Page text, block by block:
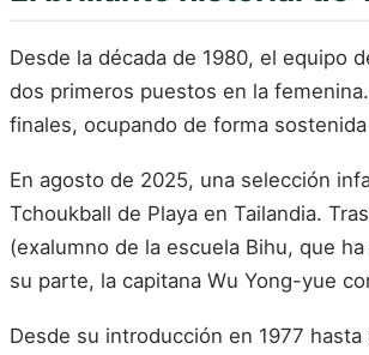
Desde la década de 1980, el equipo
dos primeros puestos en la
finales, ocupando de forma
En agosto de 2025, una selección
Tchoukball de Playa en Tailandia.
(exalumno de la escuela Bihu, que
su parte, la capitana Wu Yong-yue
Desde su introducción en 1977